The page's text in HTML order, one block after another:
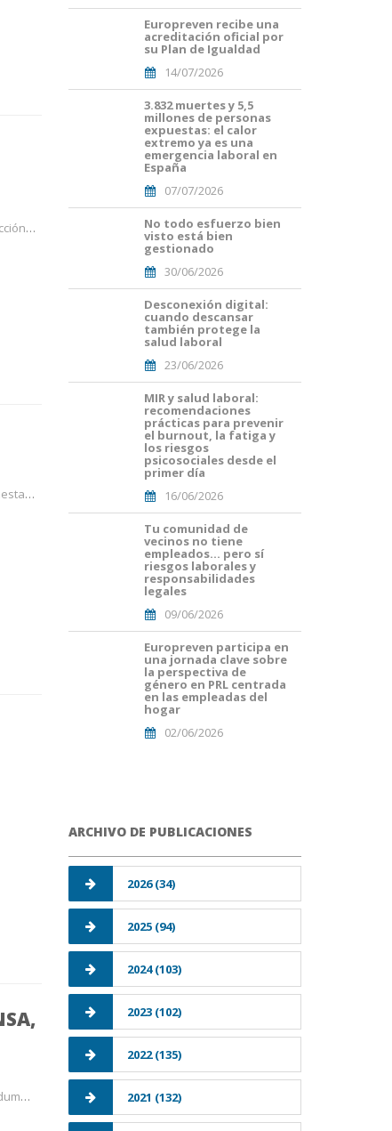
(50).png
Europreven recibe una
acreditación oficial por
su Plan de Igualdad
14/07/2026
3.832 muertes y 5,5
millones de personas
expuestas: el calor
extremo ya es una
emergencia laboral en
España
07/07/2026
(33).png
No todo esfuerzo bien
visto está bien
gestionado
30/06/2026
Desconexión digital:
cuando descansar
también protege la
salud laboral
23/06/2026
MIR y salud laboral:
recomendaciones
prácticas para prevenir
el burnout, la fatiga y
los riesgos
psicosociales desde el
primer día
16/06/2026
Tu comunidad de
vecinos no tiene
empleados… pero sí
riesgos laborales y
responsabilidades
legales
09/06/2026
Europreven participa en
una jornada clave sobre
la perspectiva de
género en PRL centrada
en las empleadas del
hogar
02/06/2026
ARCHIVO DE PUBLICACIONES
2026 (34)
2025 (94)
2024 (103)
2023 (102)
2022 (135)
2021 (132)